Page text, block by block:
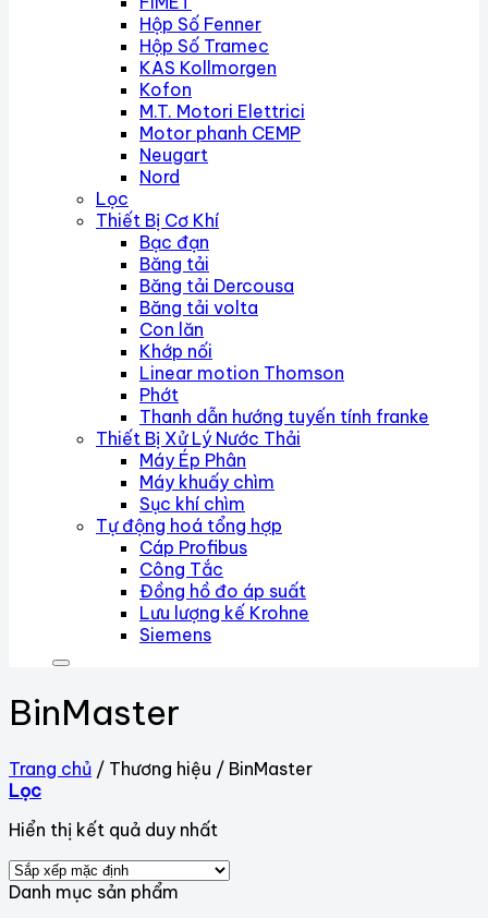
Hộp Số Fenner
Hộp Số Tramec
KAS Kollmorgen
Kofon
M.T. Motori Elettrici
Motor phanh CEMP
Neugart
Nord
Lọc
Thiết Bị Cơ Khí
Bạc đạn
Băng tải
Băng tải Dercousa
Băng tải volta
Con lăn
Khớp nối
Linear motion Thomson
Phớt
Thanh dẫn hướng tuyến tính franke
Thiết Bị Xử Lý Nước Thải
Máy Ép Phân
Máy khuấy chìm
Sục khí chìm
Tự động hoá tổng hợp
Cáp Profibus
Công Tắc
Đồng hồ đo áp suất
Lưu lượng kế Krohne
Siemens
BinMaster
Trang chủ / Thương hiệu / BinMaster
Lọc
Hiển thị kết quả duy nhất
Danh mục sản phẩm